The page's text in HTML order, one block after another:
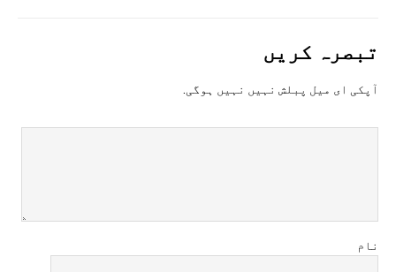
تبصرہ کريں
آپکی ای ميل پبلش نہيں نہيں ہوگی.
نام